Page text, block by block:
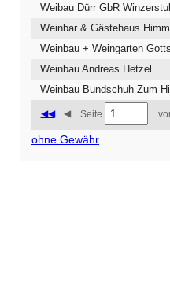
◀◀ ◀ Seite
ohne Gewähr
Weibau Dürr GbR
Weinbar & Gästehaus
Weinbau + Weingarten
Weinbau Andreas Hetzel
Weinbau Bundschuh Zum